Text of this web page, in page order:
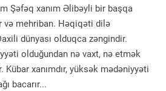
Şəfəq xanım Əlibəyli bir başqa
və mehriban. Həqiqəti dilə
dünyası olduqca zəngindir.
olduğundan nə vaxt, nə etmək
Kübar xanımdır, yüksək mədəniyyəti
bacarır...